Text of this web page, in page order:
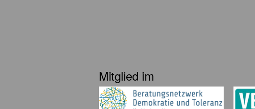
Mitglied im